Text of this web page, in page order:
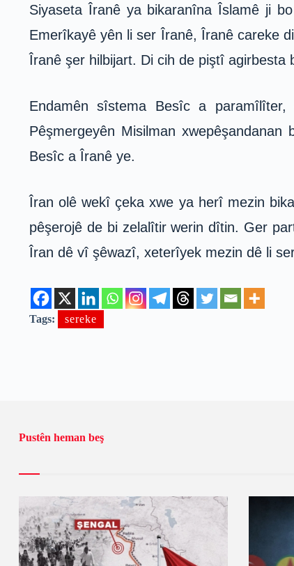
Siyaseta Îranê ya bikaranîna Îslamê ji
Emerîkayê yên li ser Îranê, Îranê careke
Îranê şer hilbijart. Di cih de piştî agirbesta
Endamên sîstema Besîc a
Pêşmergeyên Misilman
Besîc a Îranê ye.
Îran olê wekî çeka xwe ya herî mezin
pêşerojê de bi zelalîtir werin dîtin. Ger
Îran dê vî şêwazî, xeterîyek mezin dê li
Tags: sereke
Pustên heman beş